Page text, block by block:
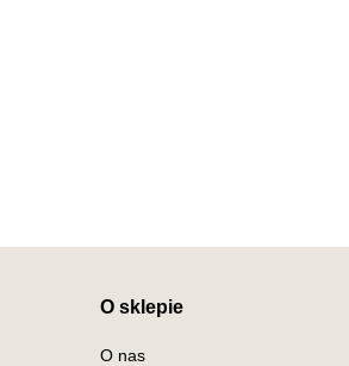
O sklepie
O nas